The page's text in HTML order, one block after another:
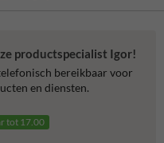
productspecialist Igor!
bereikbaar voor
en diensten.
tot 17.00